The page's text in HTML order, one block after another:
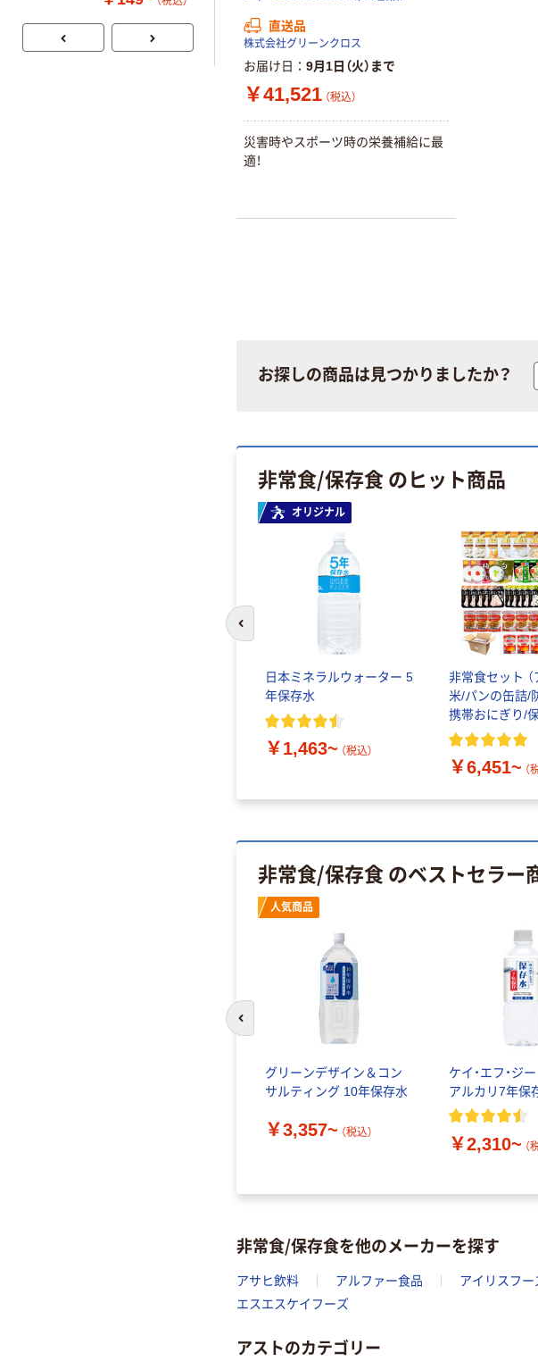
直送品
株式会社グリーンクロス
お届け日 9月1日（火）まで
￥41,521 （税込）
災害時やスポーツ時の栄養補給に最
適！
お探しの商品は見つかりましたか？
非常食/保存食 のヒット商品
オリジナル
日本ミネラルウォーター 5
年保存水
￥1,463~ （税込）
非常食セット （
米/パンの缶詰/
携帯おにぎり/
用）
￥6,451~ （
非常食/保存食 のベストセラー
人気商品
グリーンデザイン＆コン
サルティング 10年保存水
￥3,357~ （税込）
ケイ・エフ・ジ
アルカリ7年保
￥2,310~ （
非常食/保存食を他のメーカーを探す
アサヒ飲料 アルファー食品 アイリスフー
エスエスケイフーズ
アストのカテゴリー
企画 オリジナル